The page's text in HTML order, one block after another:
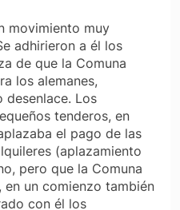
movimiento muy
adhirieron a él los
de que la Comuna
los alemanes,
desenlace. Los
tenderos, en
el pago de las
(aplazamiento
pero que la Comuna
un comienzo también
con él los